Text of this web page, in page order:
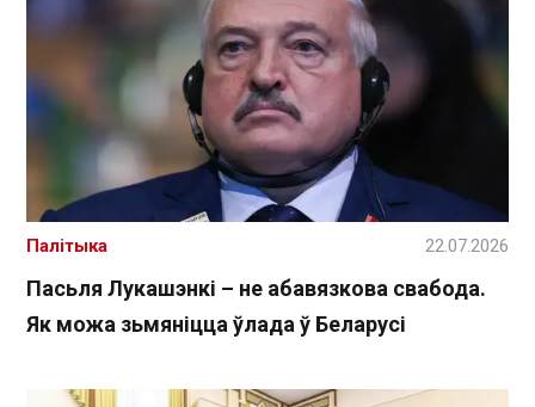
Пасьля Лукашэнкі – не абавязкова свабода.
Як можа зьмяніцца ўлада ў Беларусі
Палітыка 22.07.2026